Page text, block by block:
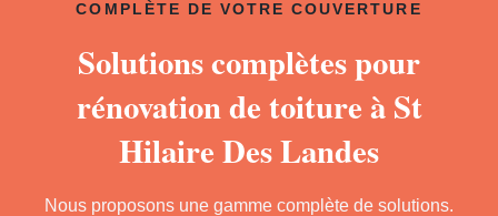
COMPLÈTE DE VOTRE COUVERTURE
Solutions complètes pour
rénovation de toiture à St
Hilaire Des Landes
Nous proposons une gamme complète de solutions.